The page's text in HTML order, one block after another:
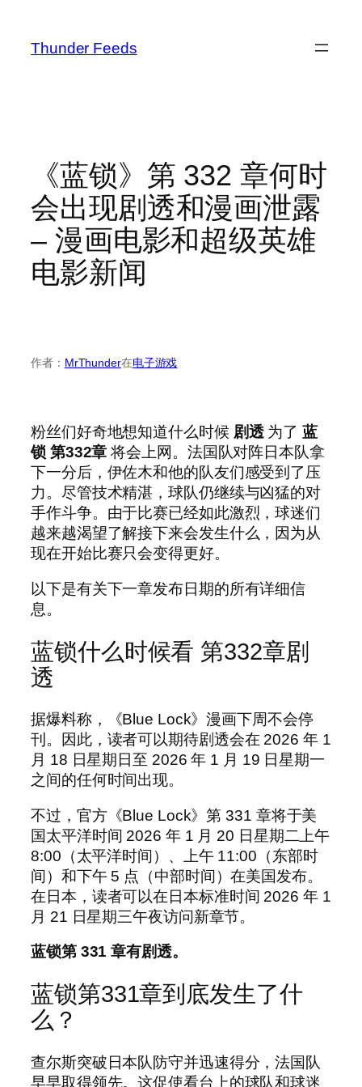
Thunder Feeds
《蓝锁》第 332 章何时
会出现剧透和漫画泄露
– 漫画电影和超级英雄
电影新闻
作者： MrThunder在电子游戏
粉丝们好奇地想知道什么时候 剧透为了蓝
锁 第332章 将会上网。法国队对阵日本队拿
下一分后，伊佐木和他的队友们感受到了压
力。尽管技术精湛，球队仍继续与凶猛的对
手作斗争。由于比赛已经如此激烈，球迷们
越来越渴望了解接下来会发生什么，因为从
现在开始比赛只会变得更好。
以下是有关下一章发布日期的所有详细信
息。
蓝锁什么时候看 第332章剧
透
据爆料称，《Blue Lock》漫画下周不会停
刊。因此，读者可以期待剧透会在 2026 年 1
月 18 日星期日至 2026 年 1 月 19 日星期一
之间的任何时间出现。
不过，官方《Blue Lock》第 331 章将于美
国太平洋时间 2026 年 1 月 20 日星期二上午
8:00（太平洋时间）、上午 11:00（东部时
间）和下午 5 点（中部时间）在美国发布。
在日本，读者可以在日本标准时间 2026 年 1
月 21 日星期三午夜访问新章节。
蓝锁第 331 章有剧透。
蓝锁第331章到底发生了什
么？
查尔斯突破日本队防守并迅速得分，法国队
早早取得领先。这促使看台上的球队和球迷